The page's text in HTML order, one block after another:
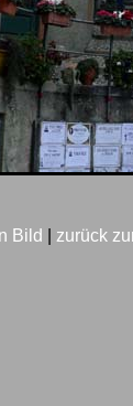
Bild zurück